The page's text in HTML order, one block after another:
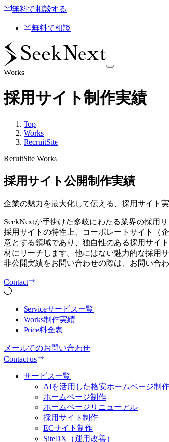
無料で相談する
無料で相談
Works
採用サイト制作実績
Top
Works
RecruitSite
ReruitSite Works
採用サイト公開制作実績
企業の魅力を最大化して伝える、採用サイト
SeekNextが手掛けた多岐にわたる業界の採用
採用サイトの特性上、コーポレートサイト（
意とする領域であり、独自性のある採用サイ
材にリーチします。他にはない魅力的な採用
非公開実績をお問い合わせの際は、お問い合
Contact
Serviceサービス一覧
Works制作実績
Price料金表
メールでのお問い合わせ
Contact us
サービス一覧
AIを活用した格安ホームページ制作
ホームページ制作
ホームページリニューアル
採用サイト制作
ECサイト制作
SiteDX（運用改善）